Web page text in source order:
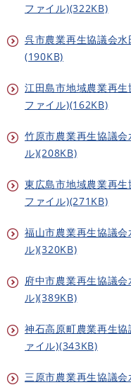
ファイル)(322KB)
呉市農業再生協議会
(190KB)
江田島市地域農業再
ファイル)(162KB)
竹原市農業再生協議
ル)(208KB)
東広島市地域農業再
ファイル)(271KB)
福山市農業再生協議
ル)(320KB)
府中市農業再生協議
ル)(389KB)
神石高原町農業再生
ァイル)(343KB)
三原市農業再生協議